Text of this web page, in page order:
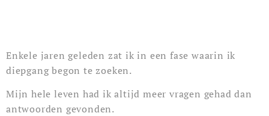
Enkele jaren geleden zat ik in een fase waarin ik
diepgang begon te zoeken.
Mijn hele leven had ik altijd meer vragen gehad dan
antwoorden gevonden.